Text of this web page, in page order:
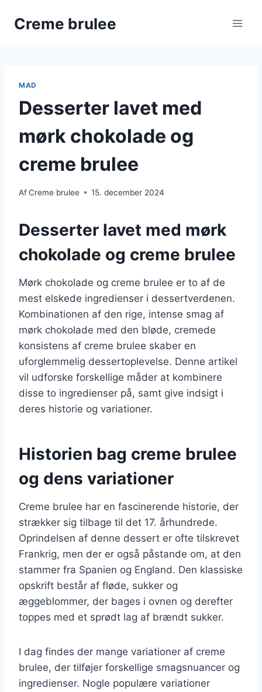
Creme brulee
MAD
Desserter lavet med
mørk chokolade og
creme brulee
AfCreme brulee 15. december 2024
Desserter lavet med mørk
chokolade og creme brulee
Mørk chokolade og creme brulee er to af de
mest elskede ingredienser i dessertverdenen.
Kombinationen af den rige, intense smag af
mørk chokolade med den bløde, cremede
konsistens af creme brulee skaber en
uforglemmelig dessertoplevelse. Denne artikel
vil udforske forskellige måder at kombinere
disse to ingredienser på, samt give indsigt i
deres historie og variationer.
Historien bag creme brulee
og dens variationer
Creme brulee har en fascinerende historie, der
strækker sig tilbage til det 17. århundrede.
Oprindelsen af denne dessert er ofte tilskrevet
Frankrig, men der er også påstande om, at den
stammer fra Spanien og England. Den klassiske
opskrift består af fløde, sukker og
æggeblommer, der bages i ovnen og derefter
toppes med et sprødt lag af brændt sukker.
I dag findes der mange variationer af creme
brulee, der tilføjer forskellige smagsnuancer og
ingredienser. Nogle populære variationer